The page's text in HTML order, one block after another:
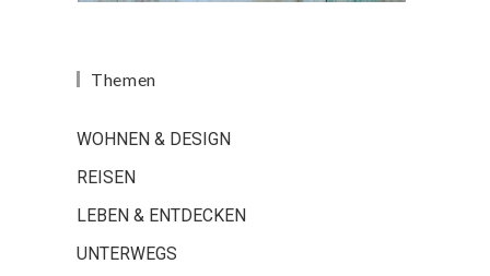
Themen
WOHNEN & DESIGN
REISEN
LEBEN & ENTDECKEN
UNTERWEGS